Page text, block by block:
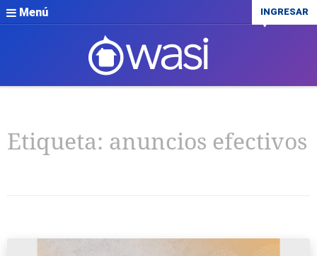
Menú INGRESAR
Etiqueta: anuncios efectivos